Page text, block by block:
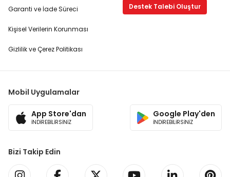
Garanti ve İade Süreci
Kişisel Verilerin Korunması
Gizlilik ve Çerez Politikası
Destek Talebi Oluştur
Mobil Uygulamalar
App Store'dan
İNDİREBİLİRSİNİZ
Google Play'den
İNDİREBİLİRSİNİZ
Bizi Takip Edin